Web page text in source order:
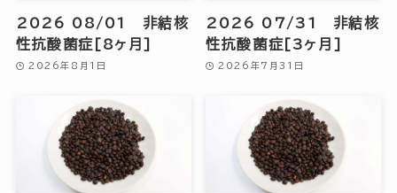
2026 08/01 非結核
性抗酸菌症[8ヶ月]
2026年8月1日
2026 07/31 非結核
性抗酸菌症[3ヶ月]
2026年7月31日